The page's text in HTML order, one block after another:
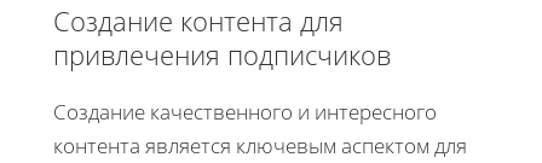
Создание контента для
привлечения подписчиков
Создание качественного и интересного
контента является ключевым аспектом для